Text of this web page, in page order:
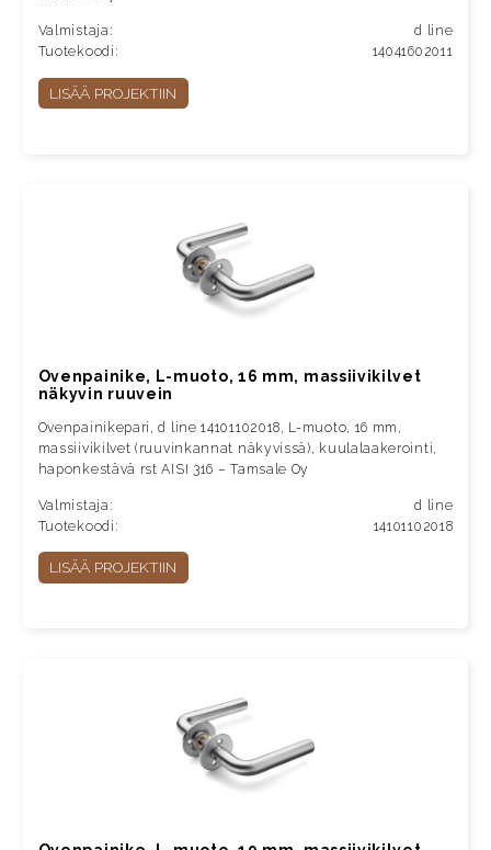
Valmistaja:
d line
Tuotekoodi:
14041602011
LISÄÄ PROJEKTIIN
Ovenpainike, L-muoto, 16 mm, massiivikilvet
näkyvin ruuvein
Ovenpainikepari, d line 14101102018, L-muoto, 16 mm,
massiivikilvet (ruuvinkannat näkyvissä), kuulalaakerointi,
haponkestävä rst AISI 316 – Tamsale Oy
Valmistaja:
d line
Tuotekoodi:
14101102018
LISÄÄ PROJEKTIIN